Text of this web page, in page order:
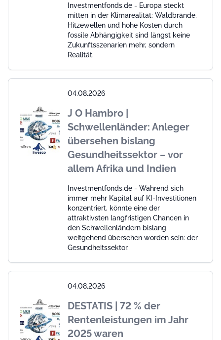
Investmentfonds.de - Europa steckt
mitten in der Klimarealität: Waldbrände,
Hitzewellen und hohe Kosten durch
fossile Abhängigkeit sind längst keine
Zukunftsszenarien mehr, sondern
Realität.
04.08.2026
J O Hambro |
Schwellenländer: Anleger
übersehen bislang
Gesundheitssektor – vor
allem Afrika und Indien
Investmentfonds.de - Während sich
immer mehr Kapital auf KI-Investitionen
konzentriert, könnte eine der
attraktivsten langfristigen Chancen in
den Schwellenländern bislang
weitgehend übersehen worden sein: der
Gesundheitssektor.
04.08.2026
DESTATIS | 72 % der
Rentenleistungen im Jahr
2025 waren